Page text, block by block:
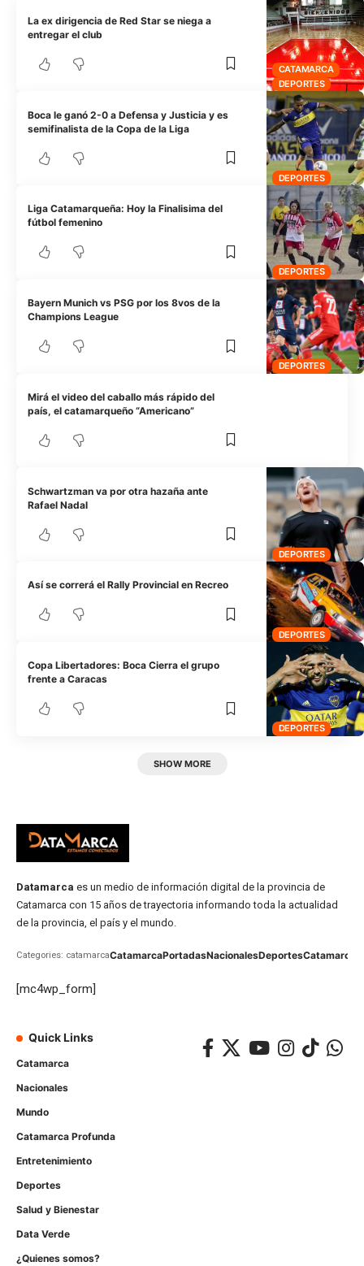
CATAMARCA
DEPORTES
La ex dirigencia de Red Star se niega a
entregar el club
DEPORTES
Boca le ganó 2-0 a Defensa y Justicia y es
semifinalista de la Copa de la Liga
DEPORTES
Liga Catamarqueña: Hoy la Finalisima del
fútbol femenino
DEPORTES
Bayern Munich vs PSG por los 8vos de la
Champions League
Mirá el video del caballo más rápido del
país, el catamarqueño “Americano”
DEPORTES
Schwartzman va por otra hazaña ante
Rafael Nadal
DEPORTES
Así se correrá el Rally Provincial en Recreo
DEPORTES
Copa Libertadores: Boca Cierra el grupo
frente a Caracas
SHOW MORE
Datamarca es un medio de información digital de la provincia de
Catamarca con 15 años de trayectoria informando toda la actualidad
de la provincia, el país y el mundo.
Categories: catamarcaCatamarcaPortadasNacionalesDeportesCatamarca
[mc4wp_form]
Quick Links
Catamarca
Nacionales
Mundo
Catamarca Profunda
Entretenimiento
Deportes
Salud y Bienestar
Data Verde
¿Quienes somos?